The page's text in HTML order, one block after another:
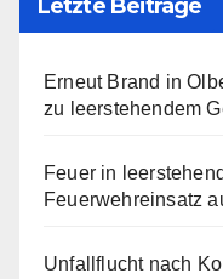
Letzte Beiträge
Erneut Brand in
zu leerstehendem
Feuer in
Feuerwehreinsatz
Unfallflucht nach